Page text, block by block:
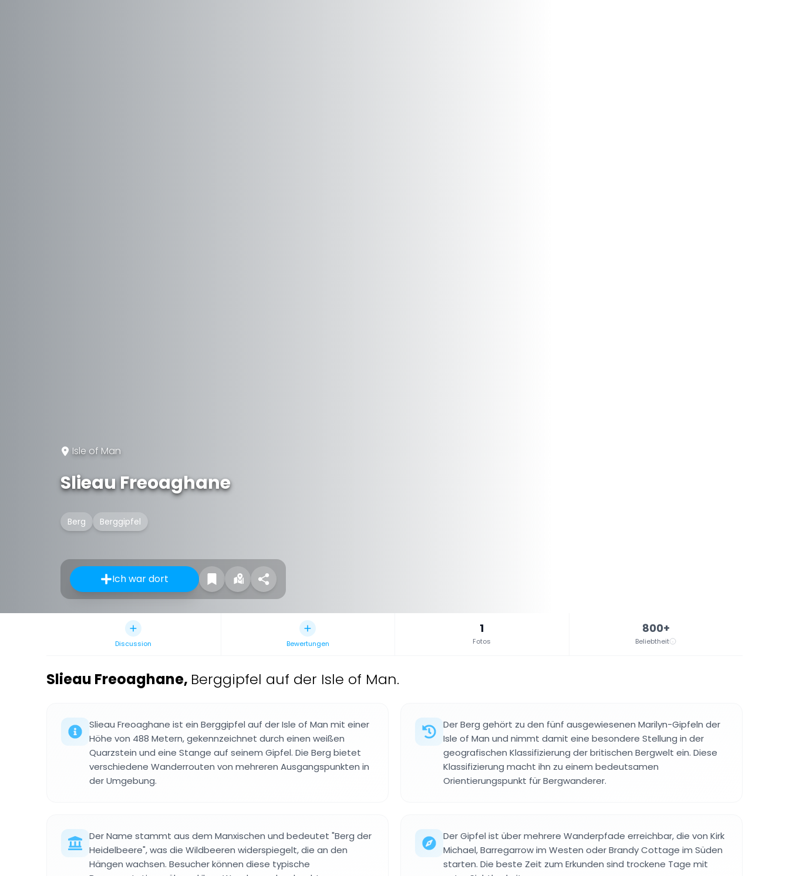
Isle of Man
Slieau Freoaghane
Berg Berggipfel
Ich war dort
Discussion Bewertungen
1
Fotos
800+
Beliebtheit
Slieau Freoaghane, Berggipfel auf der Isle of Man.
Slieau Freoaghane ist ein Berggipfel auf der Isle of Man mit einer
Höhe von 488 Metern, gekennzeichnet durch einen weißen
Quarzstein und eine Stange auf seinem Gipfel. Die Berg bietet
verschiedene Wanderrouten von mehreren Ausgangspunkten in
der Umgebung.
Der Berg gehört zu den fünf ausgewiesenen Marilyn-Gipfeln der
Isle of Man und nimmt damit eine besondere Stellung in der
geografischen Klassifizierung der britischen Bergwelt ein. Diese
Klassifizierung macht ihn zu einem bedeutsamen
Orientierungspunkt für Bergwanderer.
Der Name stammt aus dem Manxischen und bedeutet "Berg der
Heidelbeere", was die Wildbeeren widerspiegelt, die an den
Hängen wachsen. Besucher können diese typische
Der Gipfel ist über mehrere Wanderpfade erreichbar, die von Kirk
Michael, Barregarrow im Westen oder Brandy Cottage im Süden
starten. Die beste Zeit zum Erkunden sind trockene Tage mit